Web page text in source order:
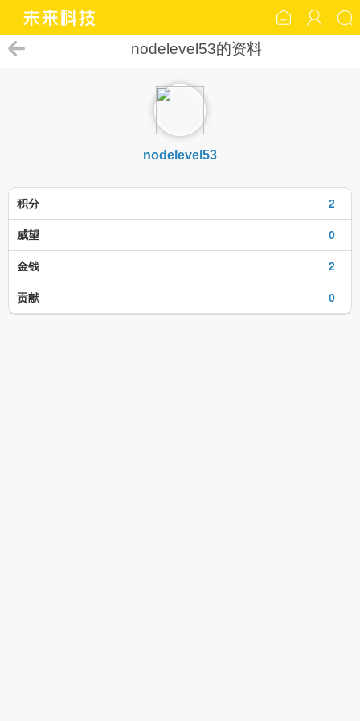
nodelevel53的资料
nodelevel53
2
积分
0
威望
2
金钱
0
贡献